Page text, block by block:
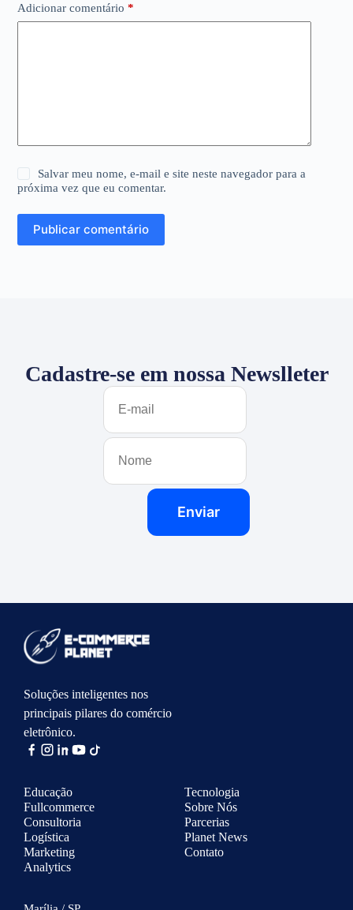
Adicionar comentário *
Salvar meu nome, e-mail e site neste navegador para a
próxima vez que eu comentar.
Publicar comentário
Cadastre-se em nossa Newslleter
Soluções inteligentes nos
principais pilares do comércio
eletrônico.
Educação
Fullcommerce
Consultoria
Logística
Marketing
Analytics
Tecnologia
Sobre Nós
Parcerias
Planet News
Contato